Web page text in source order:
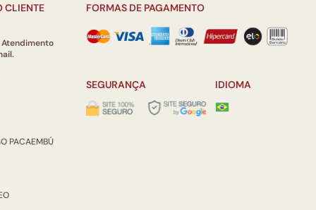
CLIENTE
Atendimento
PACAEMBÚ
FORMAS DE PAGAMENTO
SEGURANÇA IDIOMA